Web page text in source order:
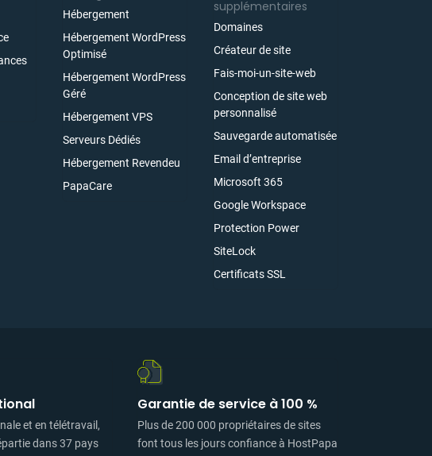
Hébergement
Hébergement WordPress
Optimisé
Hébergement WordPress
Géré
Hébergement VPS
Serveurs Dédiés
Hébergement Revendeu
PapaCare
supplémentaires
Domaines
Créateur de site
Fais-moi-un-site-web
Conception de site web
personnalisé
Sauvegarde automatisée
Email d’entreprise
Microsoft 365
Google Workspace
Protection Power
SiteLock
Certificats SSL
et en télétravail,
dans 37 pays
Garantie de service à 100 %
Plus de 200 000 propriétaires de sites
font tous les jours confiance à HostPapa